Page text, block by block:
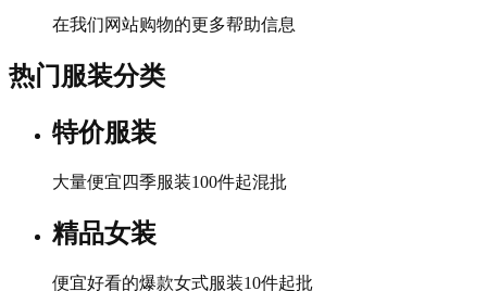
在我们网站购物的更多帮助信息
热门服装分类
特价服装
大量便宜四季服装100件起混批
精品女装
便宜好看的爆款女式服装10件起批